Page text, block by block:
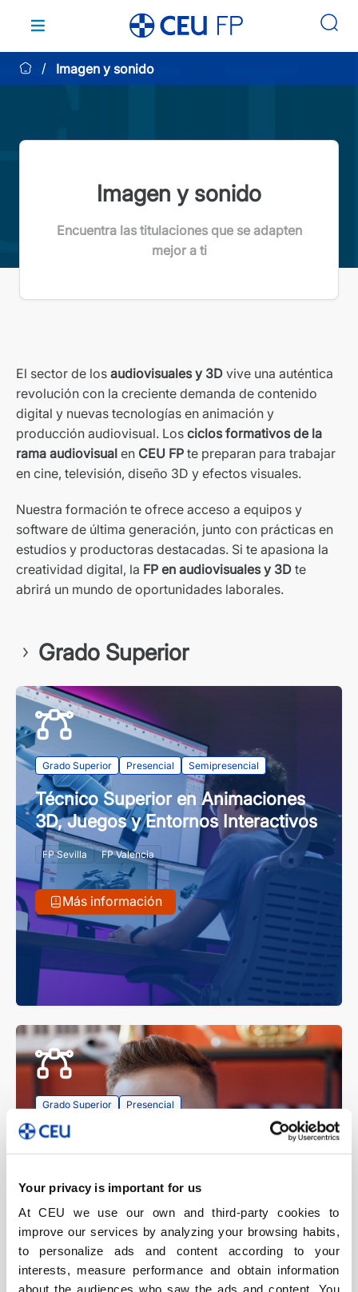
Your privacy is important for us
At CEU we use our own and third-party cookies to
improve our services by analyzing your browsing habits,
to personalize ads and content according to your
interests, measure performance and obtain information
about the audiences who saw the ads and content. You
contenido
Imagen y sonido
Imagen y sonido
Encuentra las titulaciones que se adapten
mejor a ti
El sector de los audiovisuales y 3D vive una auténtica
revolución con la creciente demanda de contenido
digital y nuevas tecnologías en animación y
producción audiovisual. Los ciclos formativos de la
rama audiovisual en CEU FP te preparan para trabajar
en cine, televisión, diseño 3D y efectos visuales.
Nuestra formación te ofrece acceso a equipos y
software de última generación, junto con prácticas en
estudios y productoras destacadas. Si te apasiona la
creatividad digital, la FP en audiovisuales y 3D te
abrirá un mundo de oportunidades laborales.
Grado Superior
Grado Superior Presencial Semipresencial
Técnico Superior en Animaciones
3D, Juegos y Entornos Interactivos
FP Sevilla FP Valencia
Más información
Grado Superior Presencial
Técnico Superior en Realización de
Proyectos Audiovisuales y
Espectáculos
FP Madrid FP Valencia
Más información